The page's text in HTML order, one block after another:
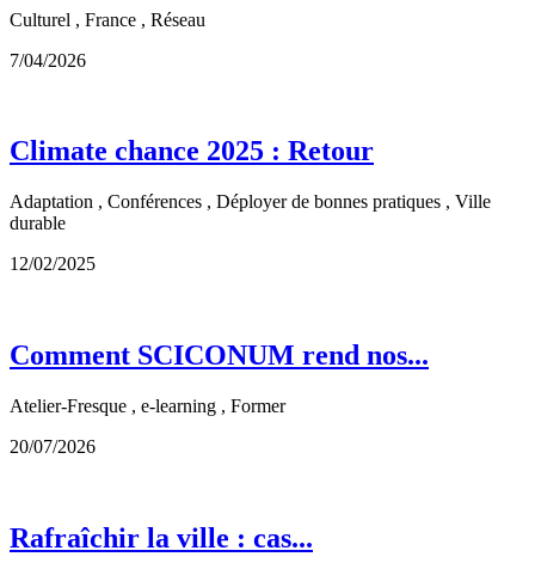
Culturel , France , Réseau
7/04/2026
Climate chance 2025 : Retour
Adaptation , Conférences , Déployer de bonnes pratiques , Ville
durable
12/02/2025
Comment SCICONUM rend nos...
Atelier-Fresque , e-learning , Former
20/07/2026
Rafraîchir la ville : cas...